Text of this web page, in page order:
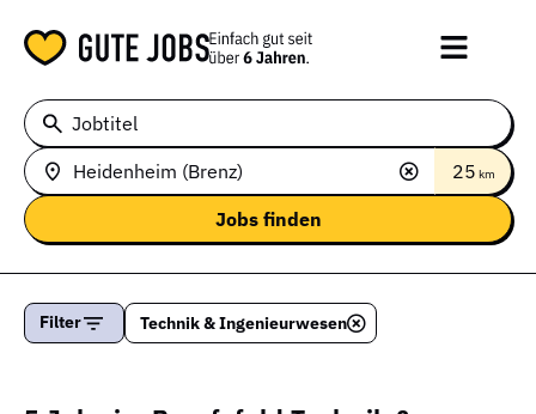
Jobtitel
25 km
Filter Technik & Ingenieurwesen